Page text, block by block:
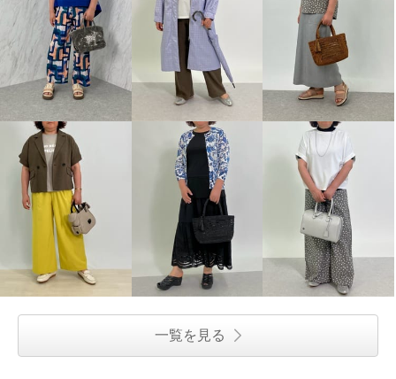
一覧を見る